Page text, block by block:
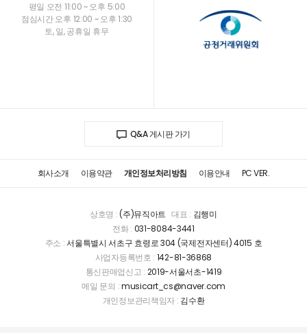
평일 오전 11:00 ~ 오후 5:00
점심시간 오후 12:00 ~ 오후 1:30
토, 일, 공휴일 휴무
Q&A 게시판 가기
회사소개 이용약관 개인정보처리방침 이용안내 PC VER.
상호명 :(주)뮤직아트 대표 : 김행미
전화 : 031-8084-3441
주소 :서울특별시 서초구 효령로 304 (국제전자센터) 4015 호
사업자등록번호 : 142-81-36868
통신판매업신고 : 2019-서울서초-1419
메일 문의 :musicart_cs@naver.com
개인정보관리책임자 : 김수환